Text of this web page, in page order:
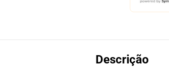
Descrição